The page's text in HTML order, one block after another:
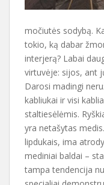
močiutės sodybą.
tokio, ką dabar
interjerą? Labai
virtuvėje: sijos, ant
Darosi madingi
kabliukai ir visi
staltiesėlėmis.
yra netašytas
lipdukais, ima
mediniai baldai –
tampa tendencija